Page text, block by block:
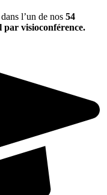
dans l’un de nos 54
par visioconférence.